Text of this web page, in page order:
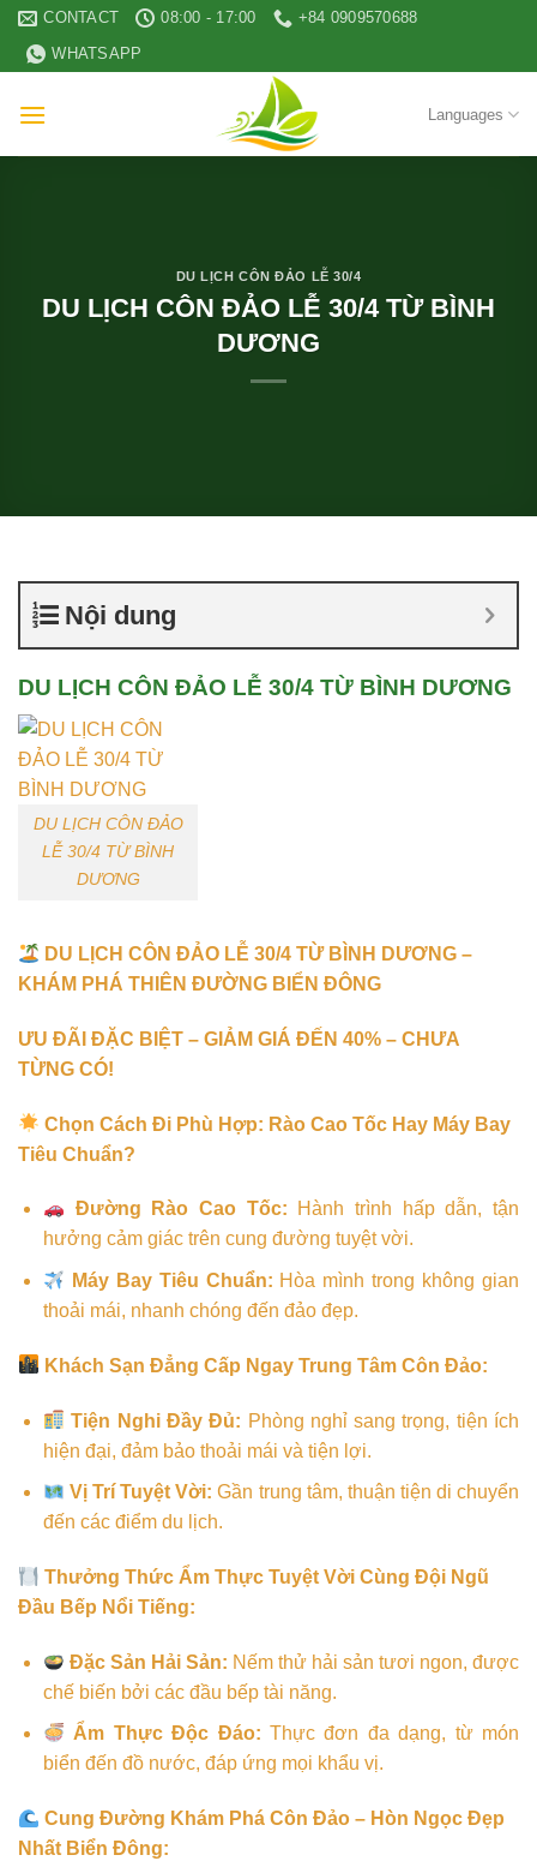
Skip
content
CONTACT 08:00 - 17:00
+84 0909570688
WHATSAPP
Languages
DU LỊCH CÔN ĐẢO LỄ 30/4
DU LỊCH CÔN ĐẢO LỄ 30/4 TỪ BÌNH
DƯƠNG
Nội dung
DU LỊCH CÔN ĐẢO LỄ 30/4 TỪ BÌNH DƯƠNG
DU LỊCH CÔN ĐẢO
LỄ 30/4 TỪ BÌNH
DƯƠNG
DU LỊCH CÔN ĐẢO LỄ 30/4 TỪ BÌNH DƯƠNG –
KHÁM PHÁ THIÊN ĐƯỜNG BIỂN ĐÔNG
ƯU ĐÃI ĐẶC BIỆT – GIẢM GIÁ ĐẾN 40% – CHƯA
TỪNG CÓ!
Chọn Cách Đi Phù Hợp: Rào Cao Tốc Hay Máy Bay
Tiêu Chuẩn?
Đường Rào Cao Tốc: Hành trình hấp dẫn, tận
hưởng cảm giác trên cung đường tuyệt vời.
Máy Bay Tiêu Chuẩn: Hòa mình trong không gian
thoải mái, nhanh chóng đến đảo đẹp.
Khách Sạn Đẳng Cấp Ngay Trung Tâm Côn Đảo:
Tiện Nghi Đầy Đủ: Phòng nghỉ sang trọng, tiện ích
hiện đại, đảm bảo thoải mái và tiện lợi.
Vị Trí Tuyệt Vời: Gần trung tâm, thuận tiện di chuyển
đến các điểm du lịch.
Thưởng Thức Ẩm Thực Tuyệt Vời Cùng Đội Ngũ
Đầu Bếp Nổi Tiếng:
Đặc Sản Hải Sản: Nếm thử hải sản tươi ngon, được
chế biến bởi các đầu bếp tài năng.
Ẩm Thực Độc Đáo: Thực đơn đa dạng, từ món
biển đến đồ nước, đáp ứng mọi khẩu vị.
Cung Đường Khám Phá Côn Đảo – Hòn Ngọc Đẹp
Nhất Biển Đông: